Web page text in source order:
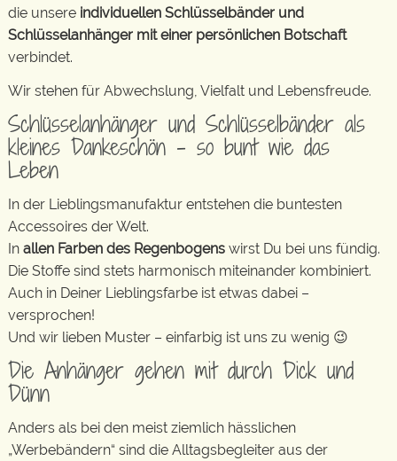
die unsere individuellen Schlüsselbänder und
Schlüsselanhänger mit einer persönlichen Botschaft
verbindet.
Wir stehen für Abwechslung, Vielfalt und Lebensfreude.
Schlüsselanhänger und Schlüsselbänder als
kleines Dankeschön – so bunt wie das
Leben
In der Lieblingsmanufaktur entstehen die buntesten
Accessoires der Welt.
In allen Farben des Regenbogens wirst Du bei uns fündig.
Die Stoffe sind stets harmonisch miteinander kombiniert.
Auch in Deiner Lieblingsfarbe ist etwas dabei –
versprochen!
Und wir lieben Muster – einfarbig ist uns zu wenig 😉
Die Anhänger gehen mit durch Dick und
Dünn
Anders als bei den meist ziemlich hässlichen
„Werbebändern“ sind die Alltagsbegleiter aus der